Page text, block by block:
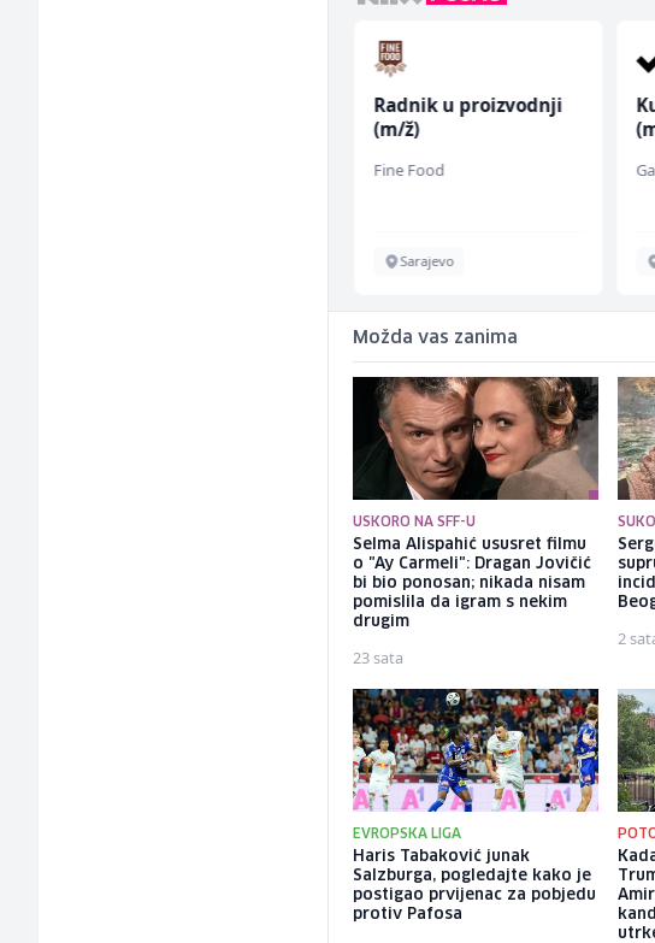
Radnik u proizvodnji
(m/ž)
Fine Food
Sarajevo
Možda vas zanima
USKORO NA SFF-U
Selma Alispahić ususret filmu
o "Ay Carmeli": Dragan Jovičić
bi bio ponosan; nikada nisam
pomislila da igram s nekim
drugim
23 sata
2
EVROPSKA LIGA
Haris Tabaković junak
Salzburga, pogledajte kako je
postigao prvijenac za pobjedu
protiv Pafosa